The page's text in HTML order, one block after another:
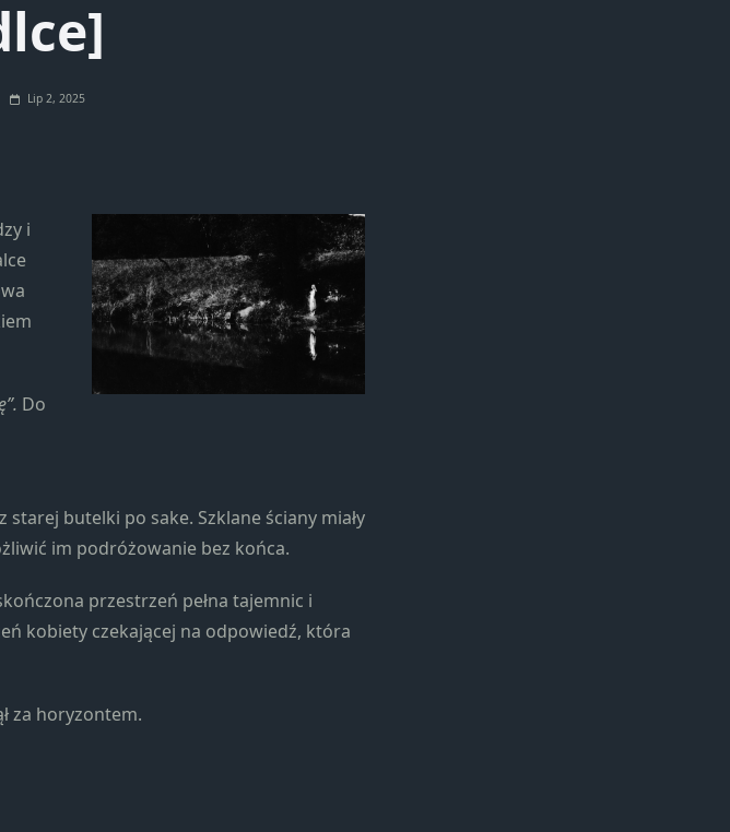
Lip 2, 2025
i
Do
butelki po sake. Szklane ściany miały
im podróżowanie bez końca.
przestrzeń pełna tajemnic i
kobiety czekającej na odpowiedź, która
za horyzontem.
Konieczne
Te pliki cookie
nie są
one potrzebne
Statystyka
Abyśmy mogli
poprawić
funkcjonalność
strony
używana.
Doświadczenie
Aby nasza
strona
najlepiej